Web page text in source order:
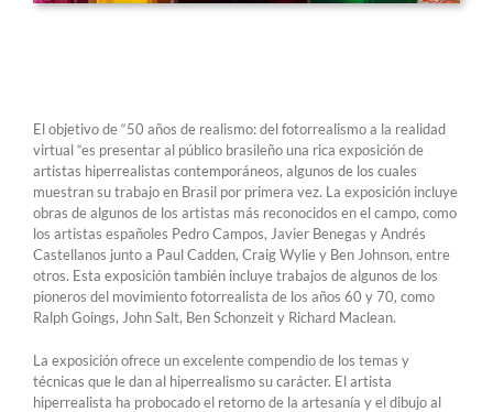
El objetivo de “50 años de realismo: del fotorrealismo a la realidad
virtual “es presentar al público brasileño una rica exposición de
artistas hiperrealistas contemporáneos, algunos de los cuales
muestran su trabajo en Brasil por primera vez. La exposición incluye
obras de algunos de los artistas más reconocidos en el campo, como
los artistas españoles Pedro Campos, Javier Benegas y Andrés
Castellanos junto a Paul Cadden, Craig Wylie y Ben Johnson, entre
otros. Esta exposición también incluye trabajos de algunos de los
pioneros del movimiento fotorrealista de los años 60 y 70, como
Ralph Goings, John Salt, Ben Schonzeit y Richard Maclean.
La exposición ofrece un excelente compendio de los temas y
técnicas que le dan al hiperrealismo su carácter. El artista
hiperrealista ha probocado el retorno de la artesanía y el dibujo al